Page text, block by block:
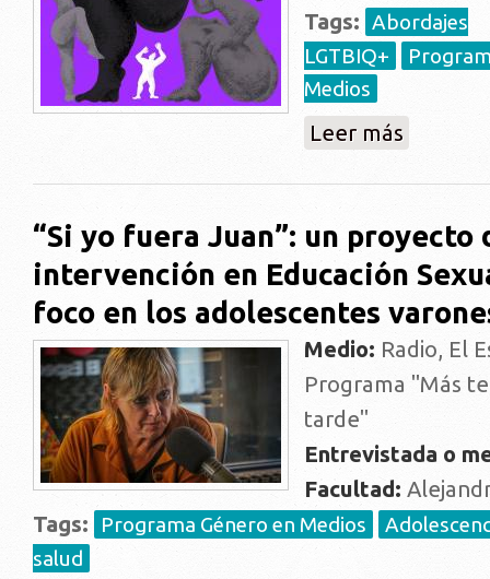
Tags: Abordajes
LGTBIQ+
Medios
Leer más
existimos”
“Si yo fuera Juan”: un proyecto
intervención en Educación
foco en los adolescentes
Medio: Radio, El
Programa "Más
tarde"
Entrevistada o
Facultad:
Tags:
Programa Género en Medios
salud